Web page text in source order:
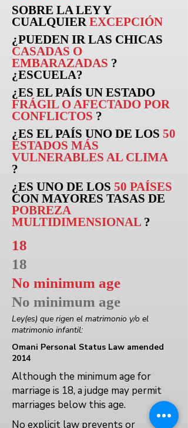
SOBRE LA LEY Y
CUALQUIEREXCEPCIÓN
¿PUEDEN IRLAS CHICAS
CASADAS O
EMBARAZADAS ?
¿ESCUELA?
¿ES EL PAÍS UN ESTADO
FRÁGIL O AFECTADO POR
CONFLICTOS ?
¿ES EL PAÍS UNO DE LOS 50
ESTADOS MÁS
VULNERABLES AL CLIMA
?
¿ES UNO DE LOS 50 PAÍSES
CON MAYORES TASAS DE
POBREZA
MULTIDIMENSIONAL ?
18
18
No minimum age
No minimum age
Ley(es) que rigen el matrimonio y/o el
matrimonio infantil:
Omani Personal Status Law amended
2014
Although the minimum age for
marriage is 18, a judge may permit
marriages below this age.
No explicit law prevents or